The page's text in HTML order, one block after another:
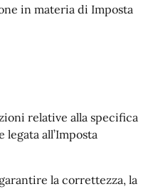
in materia di Imposta
relative alla specifica
all’Imposta
la correttezza, la